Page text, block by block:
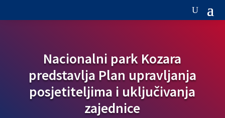
Nacionalni park Kozara
predstavlja Plan upravljanja
posjetiteljima i uključivanja
zajednice